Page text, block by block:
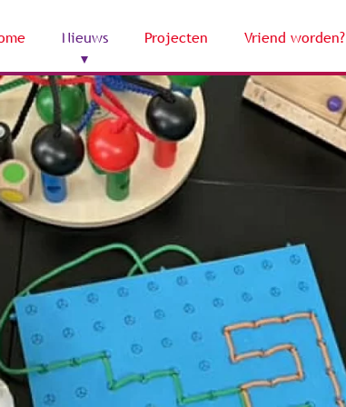
Nieuws Projecten Vriend worden?